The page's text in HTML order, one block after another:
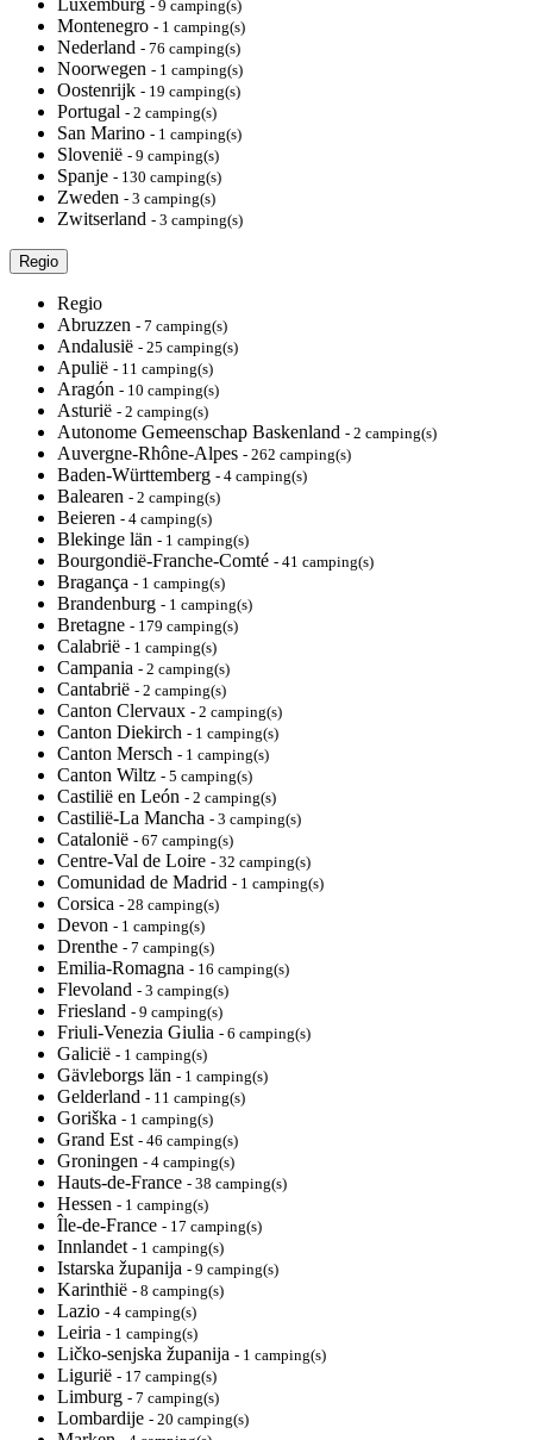
Luxemburg - 9 camping(s)
Montenegro - 1 camping(s)
Nederland - 76 camping(s)
Noorwegen - 1 camping(s)
Oostenrijk - 19 camping(s)
Portugal - 2 camping(s)
San Marino - 1 camping(s)
Slovenië - 9 camping(s)
Spanje - 130 camping(s)
Zweden - 3 camping(s)
Zwitserland - 3 camping(s)
Regio
Regio
Abruzzen - 7 camping(s)
Andalusië - 25 camping(s)
Apulië - 11 camping(s)
Aragón - 10 camping(s)
Asturië - 2 camping(s)
Autonome Gemeenschap Baskenland - 2 camping(s)
Auvergne-Rhône-Alpes - 262 camping(s)
Baden-Württemberg - 4 camping(s)
Balearen - 2 camping(s)
Beieren - 4 camping(s)
Blekinge län - 1 camping(s)
Bourgondië-Franche-Comté - 41 camping(s)
Bragança - 1 camping(s)
Brandenburg - 1 camping(s)
Bretagne - 179 camping(s)
Calabrië - 1 camping(s)
Campania - 2 camping(s)
Cantabrië - 2 camping(s)
Canton Clervaux - 2 camping(s)
Canton Diekirch - 1 camping(s)
Canton Mersch - 1 camping(s)
Canton Wiltz - 5 camping(s)
Castilië en León - 2 camping(s)
Castilië-La Mancha - 3 camping(s)
Catalonië - 67 camping(s)
Centre-Val de Loire - 32 camping(s)
Comunidad de Madrid - 1 camping(s)
Corsica - 28 camping(s)
Devon - 1 camping(s)
Drenthe - 7 camping(s)
Emilia-Romagna - 16 camping(s)
Flevoland - 3 camping(s)
Friesland - 9 camping(s)
Friuli-Venezia Giulia - 6 camping(s)
Galicië - 1 camping(s)
Gävleborgs län - 1 camping(s)
Gelderland - 11 camping(s)
Goriška - 1 camping(s)
Grand Est - 46 camping(s)
Groningen - 4 camping(s)
Hauts-de-France - 38 camping(s)
Hessen - 1 camping(s)
Île-de-France - 17 camping(s)
Innlandet - 1 camping(s)
Istarska županija - 9 camping(s)
Karinthië - 8 camping(s)
Lazio - 4 camping(s)
Leiria - 1 camping(s)
Ličko-senjska županija - 1 camping(s)
Ligurië - 17 camping(s)
Limburg - 7 camping(s)
Lombardije - 20 camping(s)